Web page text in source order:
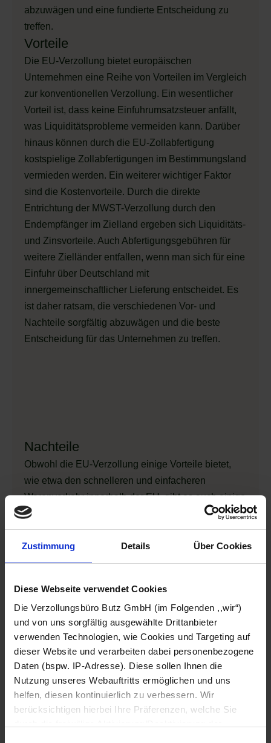
Zustimmung Details Über Cookies
Diese Webseite verwendet Cookies
Die Verzollungsbüro Butz GmbH (im Folgenden ,,wir“)
und von uns sorgfältig ausgewählte Drittanbieter
verwenden Technologien, wie Cookies und Targeting auf
dieser Website und verarbeiten dabei personenbezogene
Daten (bspw. IP-Adresse). Diese sollen Ihnen die
Nutzung unseres Webauftritts ermöglichen und uns
helfen, diesen kontinuierlich zu verbessern. Wir
berücksichtigen hierbei Ihre Präferenzen, welche Sie
abzuwägen und eine fundierte Entscheidung zu
treffen.
Vorteile
Die EU-Verzollung bietet europäischen
Unternehmen eine Reihe von Vorteilen im Vergleich
zur konventionellen Verzollung. Ein wesentlicher
Vorteil ist, dass keine Einfuhrumsatzsteuer anfällt,
was Liquiditätsprobleme vermeiden kann. Darüber
hinaus können durch die EU-Zollabfertigung
kostspielige Zollabfertigungen im Bestimmungsland
vermieden werden. Ein weiterer wichtiger Faktor
sind die Kostenvorteile. Durch die direkte
Entrichtung der MWST-Verzollung durch den
Endempfänger im Zielland ergeben sich Liquiditäts-
und Zinsvorteile. Auch Abfertigungsgebühren für
weitere Zielländer entfallen, wenn man sich für eine
Einfuhr über Deutschland mit
innergemeinschaftlicher Lieferung entscheidet. Es
ist daher ratsam, die verschiedenen Vor- und
Nachteile sorgfältig abzuwägen und die beste
Entscheidung für das Unternehmen zu treffen.
Nachteile
Obwohl die EU-Verzollung einige Vorteile bietet,
wie etwa den schnelleren und einfacheren
Warenverkehr innerhalb der EU, gibt es auch einige
wichtige Nachteile, die Unternehmen bei der
Nutzung dieser Verfahrensweise beachten sollten.
Einige davon sind:
Wenn ein Unternehmen Waren aus einem
Drittland (z.B. Schweiz) im Rahmen der EU-
Verzollung einführt, muss es die Steuerfreiheit
der innergemeinschaftlichen Lieferung (IgL)
nachweisen. Wenn die Finanzbehörden
feststellen, dass die aufgezeichnete USt-IdNr.
des Abnehmers nicht gültig war, wurde die
Einfuhrumsatzsteuer vom Zollamt